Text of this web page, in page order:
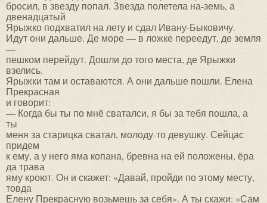
бросил, в звезду попал. Звезда полетела на-земь, а
двенадцатый
Ярыжко подхватил на лету и сдал Ивану-Быковичу.
Идут они дальше. Де море — в ложке переедут, де земля
—
пешком перейдут. Дошли до того места, де Ярыжки
взелись.
Ярыжки там и оставаются. А они дальше пошли. Елена
Прекрасная
и говорит:
— Когда бы ты по мнё сваталси, я бы за тебя пошла, а
ты
меня за старицка сватал, молоду-то девушку. Сейцас
придем
к ему, а у него яма копана, бревна на ей положены, ёра
да трава
яму кроют. Он и скажет: «Давай, пройди по этому месту,
товда
Елену Прекрасную возьмешь за себя». А ты скажи: «Сам